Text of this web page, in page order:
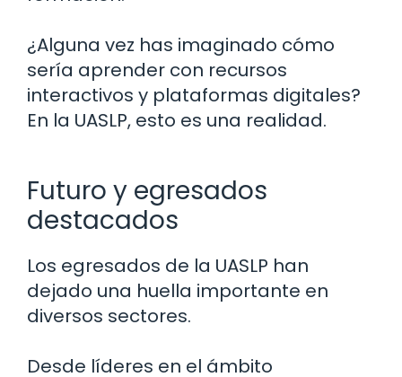
¿Alguna vez has imaginado cómo
sería aprender con recursos
interactivos y plataformas digitales?
En la UASLP, esto es una realidad.
Futuro y egresados
destacados
Los egresados de la UASLP han
dejado una huella importante en
diversos sectores.
Desde líderes en el ámbito